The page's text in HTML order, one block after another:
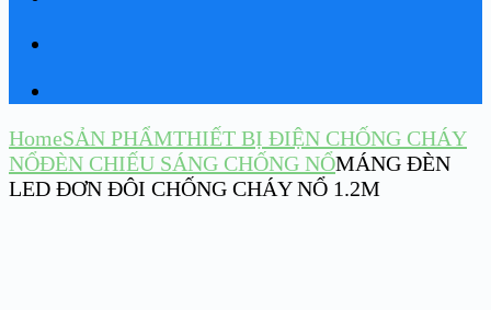
HomeSẢN PHẨMTHIẾT BỊ ĐIỆN CHỐNG CHÁY
NỔĐÈN CHIẾU SÁNG CHỐNG NỔMÁNG ĐÈN
LED ĐƠN ĐÔI CHỐNG CHÁY NỔ 1.2M